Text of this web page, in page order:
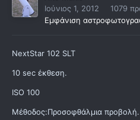
Ιούνιος 1, 2012
1079
Εμφάνιση
NextStar 102 SLT
10 sec έκθεση.
ISO 100
Μέθοδος:Προσοφθάλμια προβολή.